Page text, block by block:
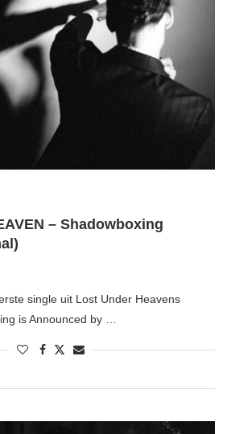
– Shadowboxing
single uit Lost Under Heavens
is Announced by …